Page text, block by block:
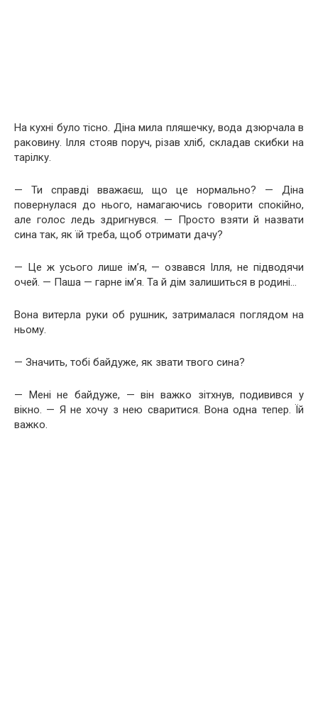
На кухні було тісно. Діна мила пляшечку, вода дзюрчала в
раковину. Ілля стояв поруч, різав хліб, складав скибки на
тарілку.
— Ти справді вважаєш, що це нормально? — Діна
повернулася до нього, намагаючись говорити спокійно,
але голос ледь здригнувся. — Просто взяти й назвати
сина так, як їй треба, щоб отримати дачу?
— Це ж усього лише ім’я, — озвався Ілля, не підводячи
очей. — Паша — гарне ім’я. Та й дім залишиться в родині…
Вона витерла руки об рушник, затрималася поглядом на
ньому.
— Значить, тобі байдуже, як звати твого сина?
— Мені не байдуже, — він важко зітхнув, подивився у
вікно. — Я не хочу з нею сваритися. Вона одна тепер. Їй
важко.